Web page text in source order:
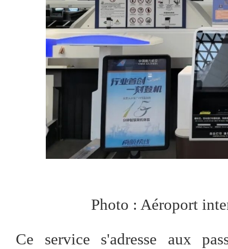
Photo : Aéroport
Ce service s'adresse aux